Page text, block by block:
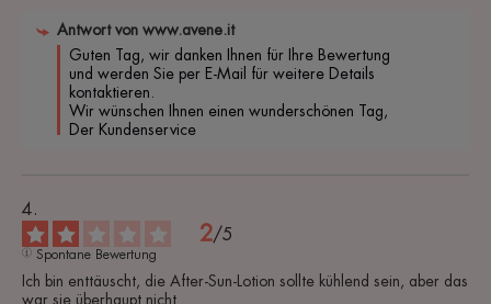
Antwort von www.avene.it
Guten Tag, wir danken Ihnen für Ihre Bewertung
und werden Sie per E-Mail für weitere Details
kontaktieren.
Wir wünschen Ihnen einen wunderschönen Tag,
Der Kundenservice
2/5
Spontane Bewertung
Ich bin enttäuscht, die After-Sun-Lotion sollte kühlend sein, aber das
war sie überhaupt nicht